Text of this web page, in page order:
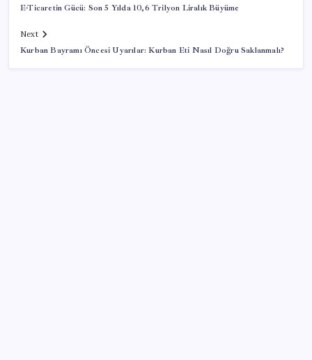
E-Ticaretin Gücü: Son 5 Yılda 10,6 Trilyon Liralık Büyüme
Next
Kurban Bayramı Öncesi Uyarılar: Kurban Eti Nasıl Doğru Saklanmalı?